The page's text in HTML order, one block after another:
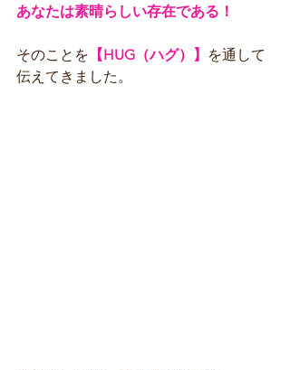
あなたは素晴らしい存在である！
そのことを 【HUG（ハグ）】
を通して
伝えてきました。